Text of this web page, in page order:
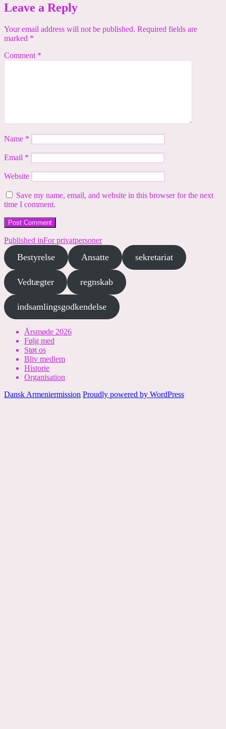
Leave a Reply
Your email address will not be published. Required fields are
marked *
Comment *
Name *
Email *
Website
Save my name, email, and website in this browser for the next
time I comment.
Post
navigation
Published inFor privatpersoner
Bestyrelse Ansatte sekretariat
Vedtægter regnskab
indsamlingsgodkendelse
Årsmøde 2026
Følg med
Støt os
Bliv medlem
Historie
Organisation
Dansk Armeniermission Proudly powered by WordPress